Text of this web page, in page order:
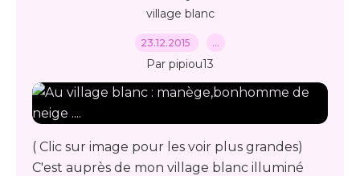
village blanc
23.12.2015 …
Par pipiou13
( Clic sur image pour les voir plus grandes)
C'est auprès de mon village blanc illuminé